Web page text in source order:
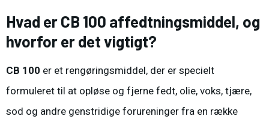
Hvad er CB 100 affedtningsmiddel, og
hvorfor er det vigtigt?
CB 100 er et rengøringsmiddel, der er specielt
formuleret til at opløse og fjerne fedt, olie, voks, tjære,
sod og andre genstridige forureninger fra en række